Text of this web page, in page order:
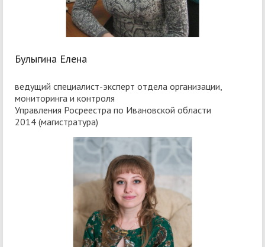
Булыгина Елена
ведущий специалист-эксперт отдела организации,
мониторинга и контроля
Управления Росреестра по Ивановской области
2014 (магистратура)